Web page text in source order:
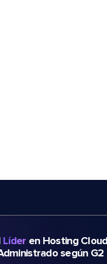
Líder en Hosting Cloud
según G2